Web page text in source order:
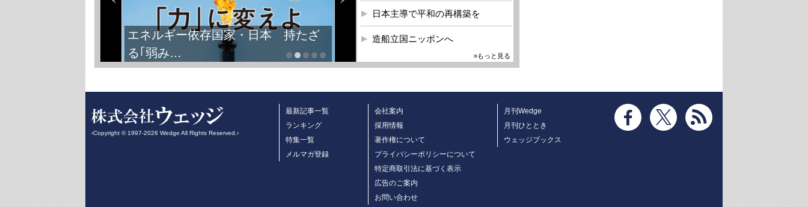
エネルギー依存国家・日本 持たざ
る｢弱み…
日本主導で平和の再構築を
造船立国ニッポンへ
»もっと見る
‹Copyright © 1997-2026 Wedge All Rights Reserved.›
最新記事一覧
ランキング
特集一覧
メルマガ登録
会社案内
採用情報
著作権について
プライバシーポリシーについて
特定商取引法に基づく表示
広告のご案内
お問い合わせ
月刊Wedge
月刊ひととき
ウェッジブックス